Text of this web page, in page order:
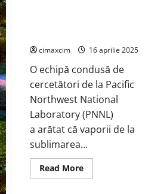
cimaxcim 16 aprilie 2025
O echipă condusă de
cercetători de la Pacific
Northwest National
Laboratory (PNNL)
a arătat că vaporii de la
sublimarea...
Read MoreRead
more